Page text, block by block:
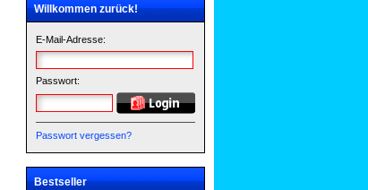
Willkommen zurück!
E-Mail-Adresse:
Passwort:
Passwort vergessen?
Bestseller